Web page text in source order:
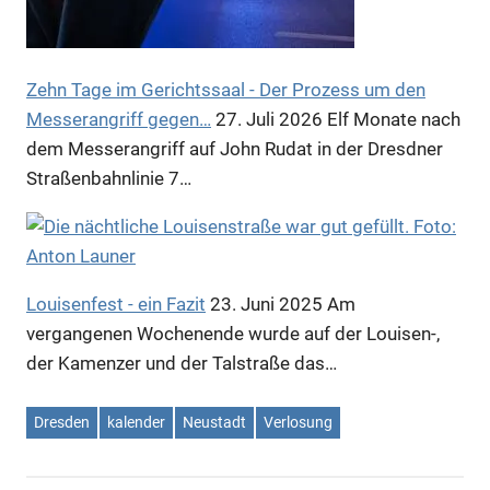
Zehn Tage im Gerichtssaal - Der Prozess um den
Messerangriff gegen… 27. Juli 2026 Elf Monate nach
dem Messerangriff auf John Rudat in der Dresdner
Straßenbahnlinie 7…
Louisenfest - ein Fazit 23. Juni 2025 Am
vergangenen Wochenende wurde auf der Louisen-,
der Kamenzer und der Talstraße das…
Dresden kalender Neustadt Verlosung